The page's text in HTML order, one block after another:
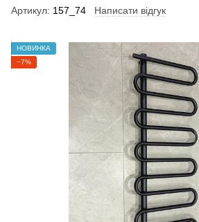
Артикул: 157_74 Написати відгук
НОВИНКА
−7%